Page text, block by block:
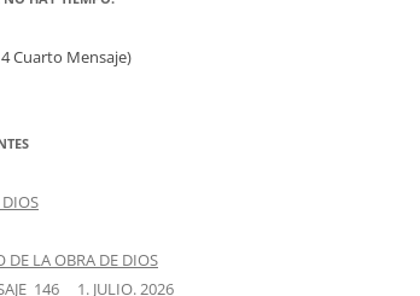
Cuarto Mensaje)
DE LA OBRA DE DIOS
146 1. JULIO. 2026